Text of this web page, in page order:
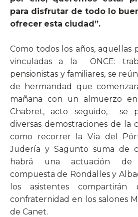
para disfrutar de todo lo
ofrecer esta ciudad”.
Como todos los años, aquellas
vinculadas a la
ONCE:
pensionistas y familiares, se
de hermandad que
mañana con un almuerzo
Chabret, acto seguido,
se
diversas demostraciones de la
como recorrer la Vía del
Judería y Sagunto suma de
habrá una actuación de
compuesta de Rondalles y
los asistentes
confraternidad en los salones
de Canet.